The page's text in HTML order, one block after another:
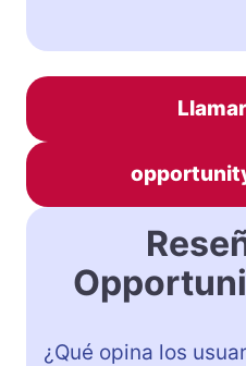
¿Qué opina los